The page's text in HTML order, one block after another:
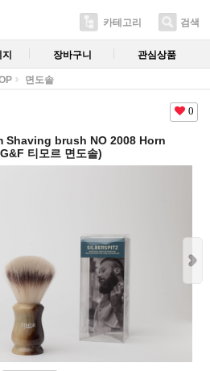
카테고리 검색
지 장바구니 관심상품
면도솔
0
Shaving brush NO 2008 Horn
티모르 면도솔)